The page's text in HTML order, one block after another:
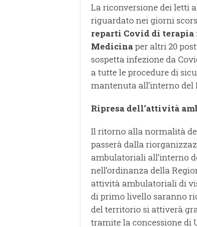
La riconversione dei letti
riguardato nei giorni
reparti Covid di
Medicinaper altri 20
sospetta infezione da
a tutte le procedure di
mantenuta all’interno del
Ripresa dell’attività
Il ritorno alla normalità
passerà dalla
ambulatoriali all’interno
nell’ordinanza della
attività ambulatoriali di
di primo livello saranno
del territorio si attiverà
tramite la concessione di